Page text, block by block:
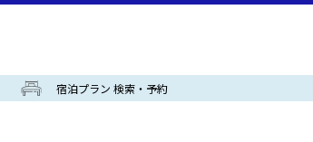
宿泊プラン 検索・予約